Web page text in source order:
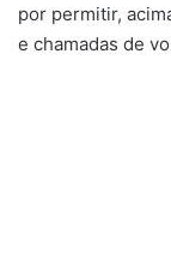
por permitir,
e chamadas de